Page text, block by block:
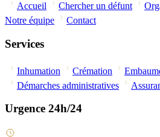
Accueil Chercher un défunt
Notre équipe
Contact
Services
Inhumation Crémation
Démarches administratives
Urgence 24h/24